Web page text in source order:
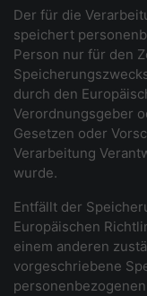
Der für die
speichert
Person nur für den
durch den
Verordnungsgeber
Gesetzen oder
Verarbeitung
wurde.
Entfällt der
Europäischen
einem anderen
vorgeschriebene